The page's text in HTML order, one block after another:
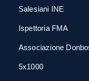
Salesiani INE
Ispettoria FMA
Associazione
5x1000